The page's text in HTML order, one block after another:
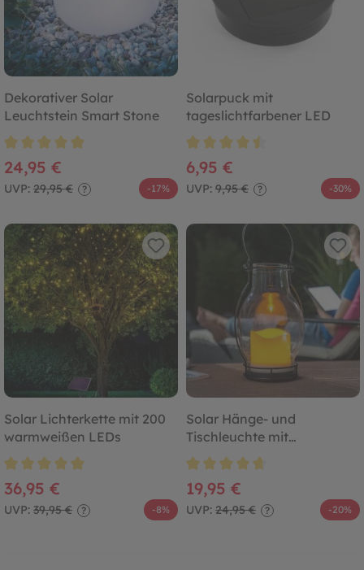
Dekorativer Solar
Leuchtstein Smart Stone
24,95 €
UVP: 29,95 € ? -17%
Solarpuck mit
tageslichtfarbener LED
6,95 €
UVP: 9,95 € ? -30%
Solar Lichterkette mit 200
warmweißen LEDs
36,95 €
UVP: 39,95 € ? -8%
Solar Hänge- und
Tischleuchte mit
Flackerkerze
19,95 €
UVP: 24,95 € ? -20%